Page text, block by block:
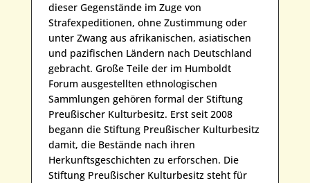
dieser Gegenstände im Zuge von
Strafexpeditionen, ohne Zustimmung oder
unter Zwang aus afrikanischen, asiatischen
und pazifischen Ländern nach Deutschland
gebracht. Große Teile der im Humboldt
Forum ausgestellten ethnologischen
Sammlungen gehören formal der Stiftung
Preußischer Kulturbesitz. Erst seit 2008
begann die Stiftung Preußischer Kulturbesitz
damit, die Bestände nach ihren
Herkunftsgeschichten zu erforschen. Die
Stiftung Preußischer Kulturbesitz steht für